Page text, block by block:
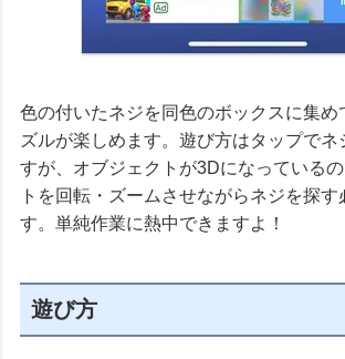
色の付いたネジを同色のボックスに集め
ズルが楽しめます。遊び方はタップでネ
すが、オブジェクトが3Dになっている
トを回転・ズームさせながらネジを探す
す。単純作業に熱中できますよ！
遊び方